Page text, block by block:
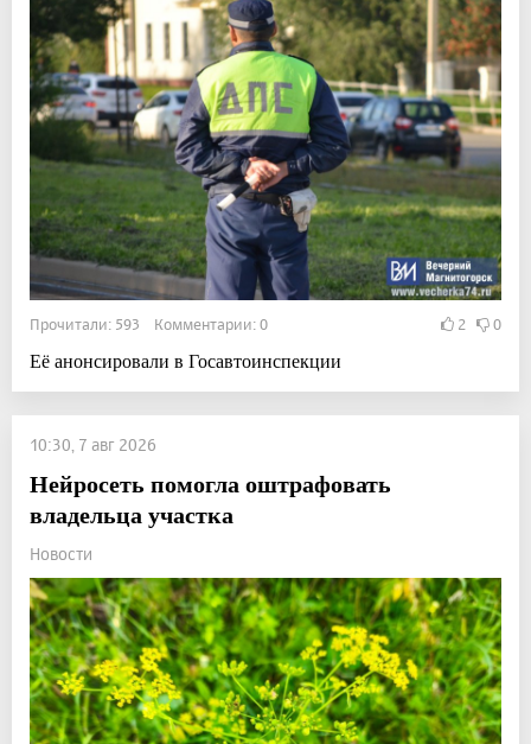
Прочитали: 593 Комментарии: 0 2 0
Её анонсировали в Госавтоинспекции
10:30, 7 авг 2026
Нейросеть помогла оштрафовать
владельца участка
Новости